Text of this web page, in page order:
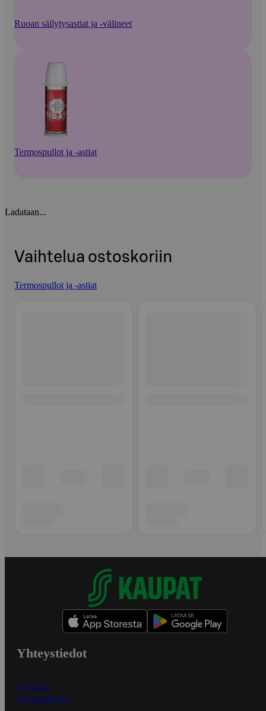
Ruoan säilytysastiat ja -välineet
Termospullot ja -astiat
Ladataan...
Vaihtelua ostoskoriin
Termospullot ja -astiat
Yhteystiedot
Myymälät
Asiakaspalvelu